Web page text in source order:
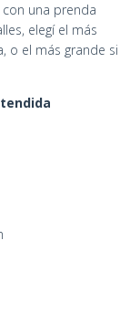
una prenda
elegí el más
o el más grande si